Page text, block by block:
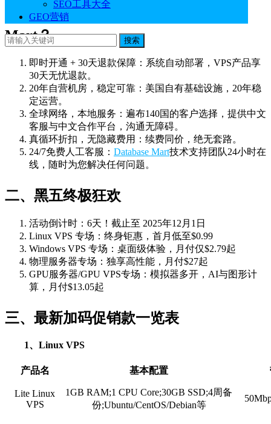
SEO工具大全
GEO营销
搜索
一、为什么40万客户选择Database
Mart？
即时开通 + 30天退款保障：系统自动部署，VPS产品享
30天无忧退款。
20年自营机房，稳定可靠：美国自有基础设施，20年稳
定运营。
全球网络，本地服务：遍布140国的客户选择，提供中文
客服与中文合作平台，沟通无障碍。
真循环折扣，无隐藏费用：续费同价，绝无套路。
24/7免费人工客服： Database Mart技术支持团队24小时在
线，随时为您解决任何问题。
二、黑五终极狂欢
活动倒计时：6天！截止至 2025年12月1日
Linux VPS 专场：终身钜惠，首月低至$0.99
Windows VPS 专场：桌面级体验，月付仅$2.79起
物理服务器专场：独享高性能，月付$27起
GPU服务器/GPU VPS专场：模拟器多开，AI与图形计
算，月付$13.05起
三、最新加码促销款一览表
1、Linux VPS
产品名 基本配置
Lite Linux
VPS
1GB RAM;1 CPU Core;30GB SSD;4周备
份;Ubuntu/CentOS/Debian等